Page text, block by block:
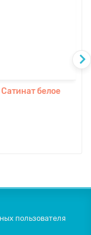
белое
пользователя